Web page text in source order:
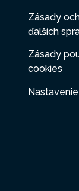
Zásady
ďalších
Zásady
cookies